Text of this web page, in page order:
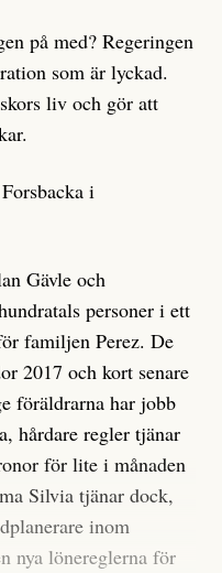
på med? Regeringen
som är lyckad.
liv och gör att
i
Gävle och
personer i ett
familjen Perez. De
2017 och kort senare
föräldrarna har jobb
hårdare regler tjänar
för lite i månaden
Silvia tjänar dock,
inom
nya lönereglerna för